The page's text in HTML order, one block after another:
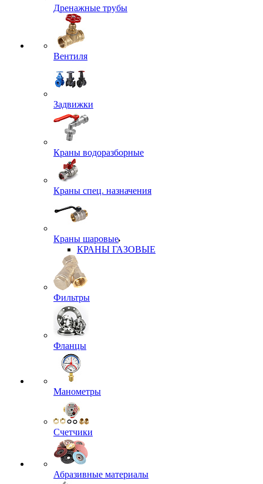
Дренажные трубы
Вентиля
Задвижки
Краны водоразборные
Краны спец. назначения
Краны шаровые
КРАНЫ ГАЗОВЫЕ
Фильтры
Фланцы
Манометры
Счетчики
Абразивные материалы